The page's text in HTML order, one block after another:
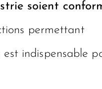
soient
permettant
indispensable